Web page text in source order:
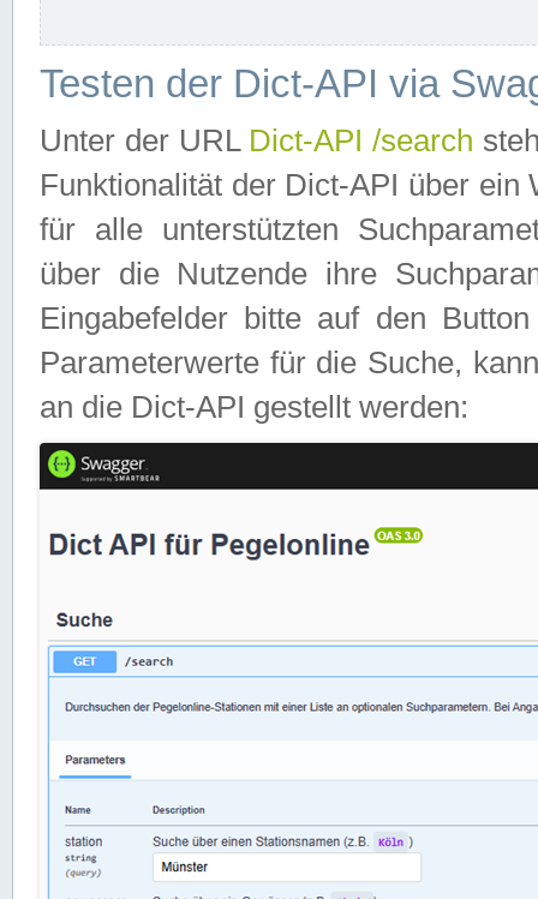
Testen der Dict-API via
Unter der URL Dict-API /search
Funktionalität der Dict-API über
für alle unterstützten
über die Nutzende ihre
Eingabefelder bitte auf den
Parameterwerte für die Suche,
an die Dict-API gestellt werden: